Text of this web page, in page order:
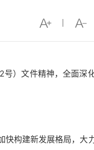
）文件精神，全面深
构建新发展格局，大